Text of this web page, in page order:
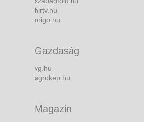
hirtv.hu
origo.hu
Gazdaság
vg.hu
agrokep.hu
Magazin